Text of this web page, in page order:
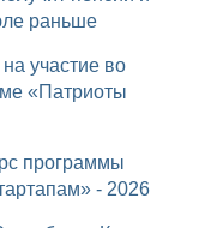
раньше
«Патриоты
- 2026